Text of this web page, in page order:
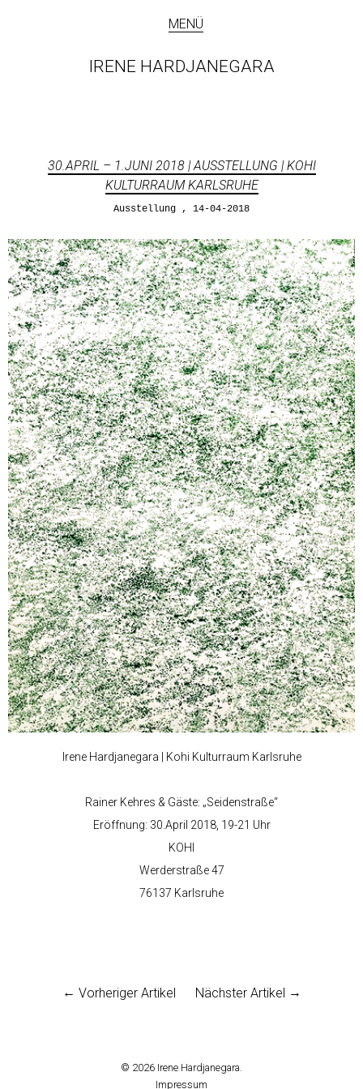
MENÜ
IRENE HARDJANEGARA
30.APRIL – 1.JUNI 2018 | AUSSTELLUNG | KOHI
KULTURRAUM KARLSRUHE
Ausstellung 14-04-2018
Irene Hardjanegara | Kohi Kulturraum Karlsruhe
Rainer Kehres & Gäste: „Seidenstraße“
Eröffnung: 30.April 2018, 19-21 Uhr
KOHI
Werderstraße 47
76137 Karlsruhe
Vorheriger Artikel Nächster Artikel
© 2026 Irene Hardjanegara.
Impressum